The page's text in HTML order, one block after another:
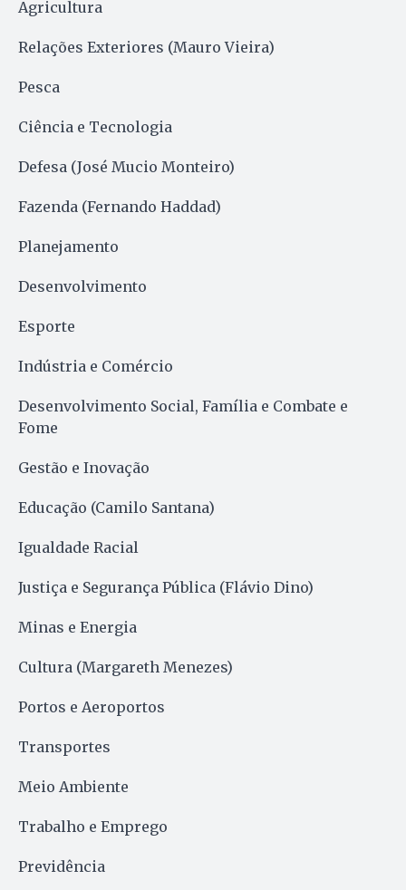
Agricultura
Relações Exteriores (Mauro Vieira)
Pesca
Ciência e Tecnologia
Defesa (José Mucio Monteiro)
Fazenda (Fernando Haddad)
Planejamento
Desenvolvimento
Esporte
Indústria e Comércio
Desenvolvimento Social, Família e Combate e
Fome
Gestão e Inovação
Educação (Camilo Santana)
Igualdade Racial
Justiça e Segurança Pública (Flávio Dino)
Minas e Energia
Cultura (Margareth Menezes)
Portos e Aeroportos
Transportes
Meio Ambiente
Trabalho e Emprego
Previdência